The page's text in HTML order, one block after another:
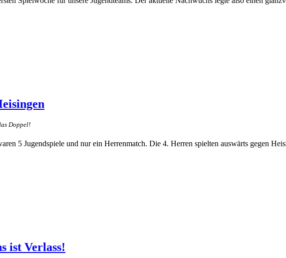
Doppel!
5 Jugendspiele und nur ein Herrenmatch. Die 4. Herren spielten auswärts gegen
ist Verlass!